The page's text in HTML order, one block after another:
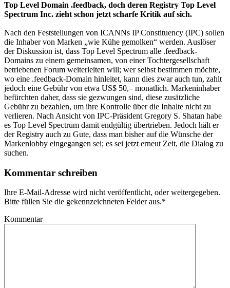
Top Level Domain .feedback, doch deren Registry Top Level
Spectrum Inc. zieht schon jetzt scharfe Kritik auf sich.
Nach den Feststellungen von ICANNs IP Constituency (IPC) sollen
die Inhaber von Marken „wie Kühe gemolken“ werden. Auslöser
der Diskussion ist, dass Top Level Spectrum alle .feedback-
Domains zu einem gemeinsamen, von einer Tochtergesellschaft
betriebenen Forum weiterleiten will; wer selbst bestimmen möchte,
wo eine .feedback-Domain hinleitet, kann dies zwar auch tun, zahlt
jedoch eine Gebühr von etwa US$ 50,– monatlich. Markeninhaber
befürchten daher, dass sie gezwungen sind, diese zusätzliche
Gebühr zu bezahlen, um ihre Kontrolle über die Inhalte nicht zu
verlieren. Nach Ansicht von IPC-Präsident Gregory S. Shatan habe
es Top Level Spectrum damit endgültig übertrieben. Jedoch hält er
der Registry auch zu Gute, dass man bisher auf die Wünsche der
Markenlobby eingegangen sei; es sei jetzt erneut Zeit, die Dialog zu
suchen.
Kommentar schreiben
Ihre E-Mail-Adresse wird nicht veröffentlicht, oder weitergegeben.
Bitte füllen Sie die gekennzeichneten Felder aus.*
Kommentar